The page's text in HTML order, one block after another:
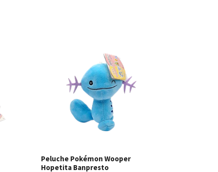
Ver detalles
Peluche Pokémon Wooper
Hopetita Banpresto